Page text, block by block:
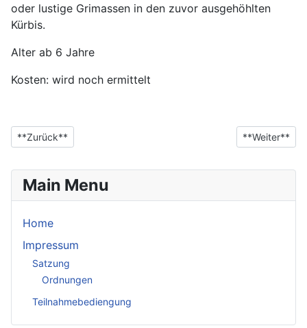
oder lustige Grimassen in den zuvor ausgehöhlten
Kürbis.
Alter ab 6 Jahre
Kosten: wird noch ermittelt
**Vorheriger Beitrag: Sonderförderungen**
**Zurück** **Nächster
**Weiter**
Main Menu
Home
Impressum
Satzung
Ordnungen
Teilnahmebediengung